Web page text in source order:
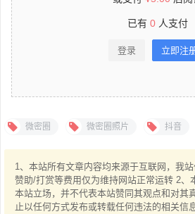
已有 0 人支付
登录 立即注
微密圈 微密圈照片 抖音
1、本站所有文章内容均来源于互联网，我
赞助/打赏等费用仅为维持网站正常运转 2、
本站立场，并不代表本站赞同其观点和对其
止以任何方式发布或转载任何违法的相关信